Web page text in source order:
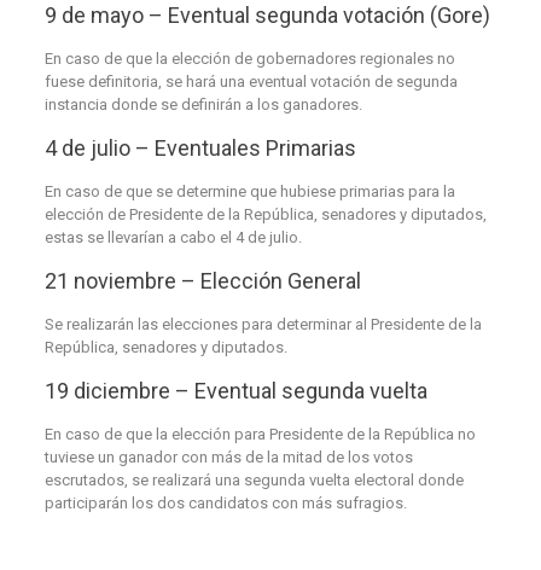
9 de mayo – Eventual segunda votación (Gore)
En caso de que la elección de gobernadores regionales no
fuese definitoria, se hará una eventual votación de segunda
instancia donde se definirán a los ganadores.
4 de julio – Eventuales Primarias
En caso de que se determine que hubiese primarias para la
elección de Presidente de la República, senadores y diputados,
estas se llevarían a cabo el 4 de julio.
21 noviembre – Elección General
Se realizarán las elecciones para determinar al Presidente de la
República, senadores y diputados.
19 diciembre – Eventual segunda vuelta
En caso de que la elección para Presidente de la República no
tuviese un ganador con más de la mitad de los votos
escrutados, se realizará una segunda vuelta electoral donde
participarán los dos candidatos con más sufragios.